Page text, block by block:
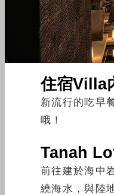
住宿Villa
新流行的吃早
哦！
Tanah
前往建於海中
繞海水，與陸